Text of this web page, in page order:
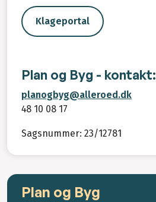
Klageportal
Plan og Byg - kontakt:
planogbyg@alleroed.dk
48 10 08 17
Sagsnummer: 23/12781
Plan og Byg